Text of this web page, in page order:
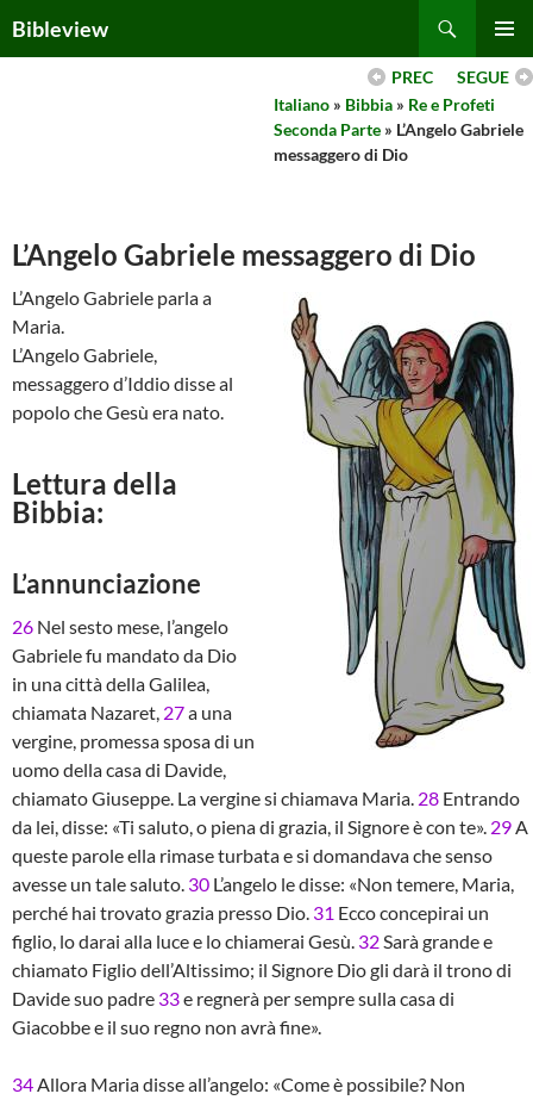
toBibleview
MENU
SEGUE
PREC
Italiano » Bibbia » Re e Profeti
Seconda Parte » L’Angelo Gabriele
messaggero di Dio
L’Angelo Gabriele messaggero di Dio
L’Angelo Gabriele parla a
Maria.
L’Angelo Gabriele,
messaggero d’Iddio disse al
popolo che Gesù era nato.
Lettura della
Bibbia:
L’annunciazione
26 Nel sesto mese, l’angelo
Gabriele fu mandato da Dio
in una città della Galilea,
chiamata Nazaret, 27a una
vergine, promessa sposa di un
uomo della casa di Davide,
chiamato Giuseppe. La vergine si chiamava Maria. 28 Entrando
da lei, disse: «Ti saluto, o piena di grazia, il Signore è con te». 29A
queste parole ella rimase turbata e si domandava che senso
avesse un tale saluto. 30 L’angelo le disse: «Non temere, Maria,
perché hai trovato grazia presso Dio. 31 Ecco concepirai un
figlio, lo darai alla luce e lo chiamerai Gesù. 32Sarà grande e
chiamato Figlio dell’Altissimo; il Signore Dio gli darà il trono di
Davide suo padre 33e regnerà per sempre sulla casa di
Giacobbe e il suo regno non avrà fine».
34Allora Maria disse all’angelo: «Come è possibile? Non